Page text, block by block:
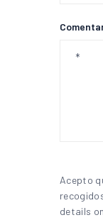
Acepto
details